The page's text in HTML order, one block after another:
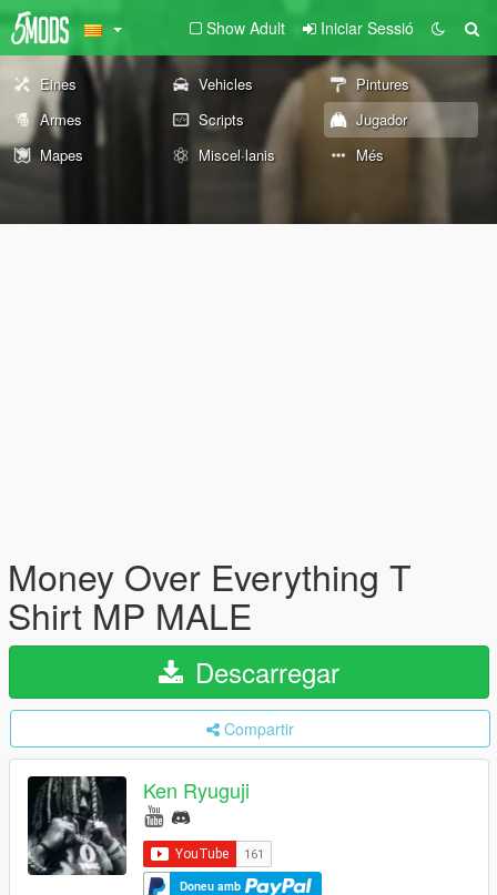
Show Adult Iniciar Sessió
Eines Vehicles
Pintures
Armes
Scripts
Jugador
Mapes
Miscel·lanis Més
Money Over Everything T
Shirt MP MALE
Descarregar
Compartir
Ken Ryuguji
Doneu amb